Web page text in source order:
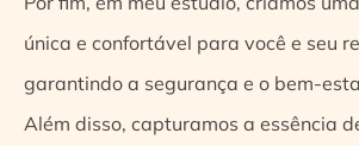
única e confortável para você e seu
garantindo a segurança e o bem-
Além disso, capturamos a essência